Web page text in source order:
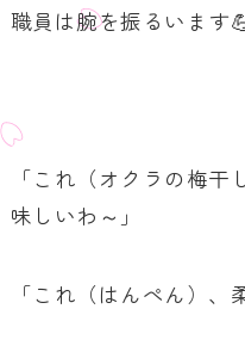
職員は腕を振るいます
「これ（オクラの梅
味しいわ～」
「これ（はんぺん）、